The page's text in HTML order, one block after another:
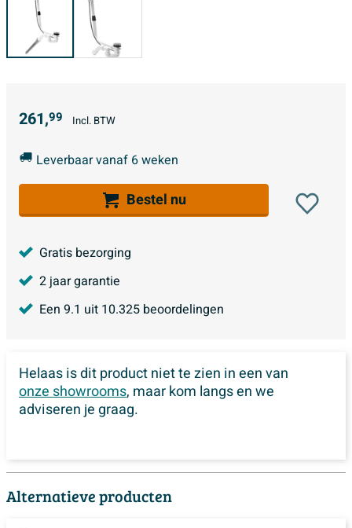
261,99 Incl. BTW
Leverbaar vanaf 6 weken
Bestel nu
Gratis bezorging
2 jaar garantie
Een 9.1 uit 10.325 beoordelingen
Helaas is dit product niet te zien in een van
onze showrooms, maar kom langs en we
adviseren je graag.
Alternatieve producten